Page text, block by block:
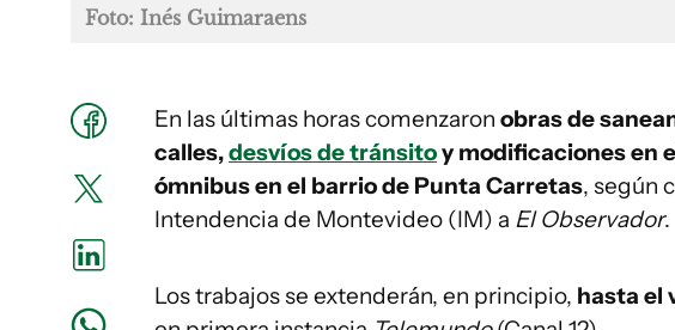
Foto: Inés Guimaraens
En las últimas horas comenzaron obras de
calles,desvíos de tránsitoy modificaciones en
ómnibus en el barrio de Punta Carretas, según
Intendencia de Montevideo (IM) a El Observador.
Los trabajos se extenderán, en principio, hasta el